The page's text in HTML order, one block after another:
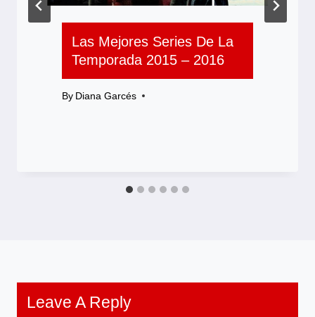
Las Mejores Series De La
Temporada 2015 – 2016
By Diana Garcés
Leave A Reply